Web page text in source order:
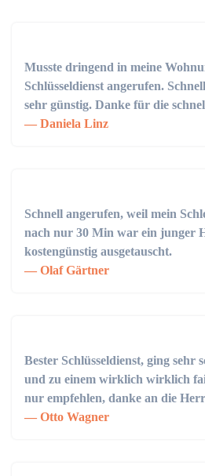
Musste dringend in meine
Schlüsseldienst angerufen.
sehr günstig. Danke für die
Daniela Linz
Schnell angerufen, weil mein
nach nur 30 Min war ein junger
kostengünstig ausgetauscht.
Olaf Gärtner
Bester Schlüsseldienst, ging sehr
und zu einem wirklich wirklich
nur empfehlen, danke an die
Otto Wagner